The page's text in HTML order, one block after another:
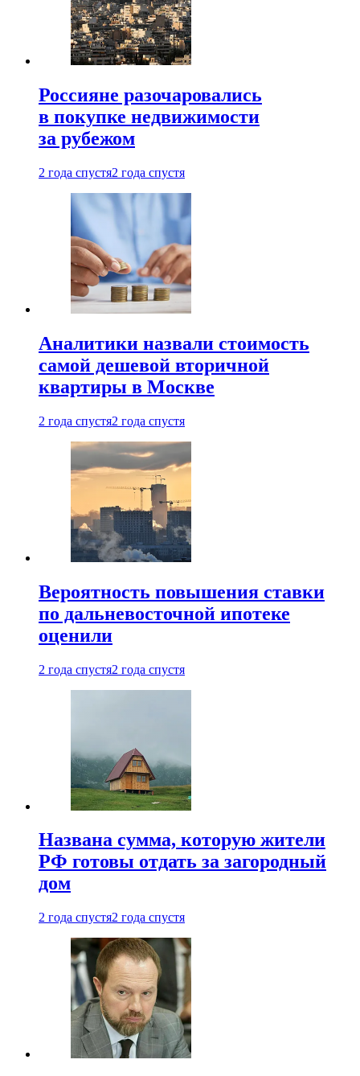
Россияне разочаровались
в покупке недвижимости
за рубежом
2 года спустя2 года спустя
Аналитики назвали стоимость
самой дешевой вторичной
квартиры в Москве
2 года спустя2 года спустя
Вероятность повышения ставки
по дальневосточной ипотеке
оценили
2 года спустя2 года спустя
Названа сумма, которую жители
РФ готовы отдать за загородный
дом
2 года спустя2 года спустя